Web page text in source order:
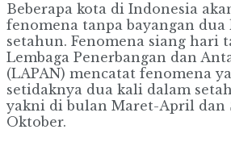
Beberapa kota di Indonesia
fenomena tanpa bayangan
setahun. Fenomena siang hari
Lembaga Penerbangan dan
(LAPAN) mencatat fenomena
setidaknya dua kali dalam
yakni di bulan Maret-April dan
Oktober.